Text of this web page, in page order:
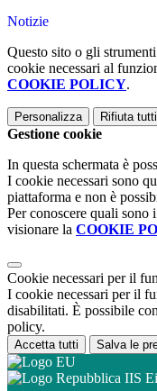
Notizie
Questo sito o gli
cookie necessari al
COOKIE POLICY.
Personalizza Rifiuta tutti
Gestione cookie
In questa schermata è
I cookie necessari sono
piattaforma e non è
Per conoscere quali sono
visionare la COOKIE
Cookie necessari per il
I cookie necessari per il
disabilitati. È possibile
policy.
Accetta tutti Salva le
IIS